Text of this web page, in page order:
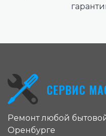
СЕРВИС
Ремонт любой
Оренбурге